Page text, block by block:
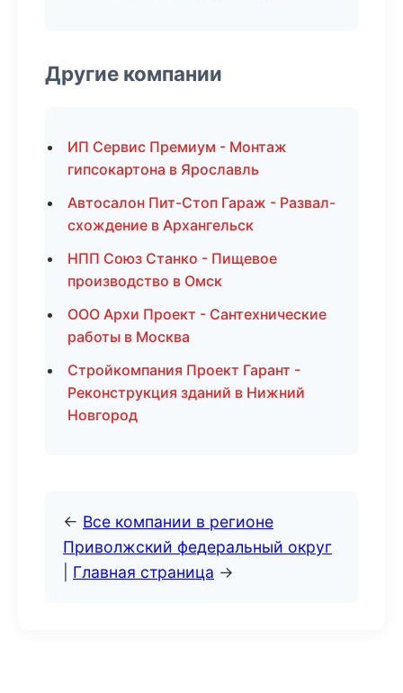
Другие компании
ИП Сервис Премиум - Монтаж
гипсокартона в Ярославль
Автосалон Пит-Стоп Гараж - Развал-
схождение в Архангельск
НПП Союз Станко - Пищевое
производство в Омск
ООО Архи Проект - Сантехнические
работы в Москва
Стройкомпания Проект Гарант -
Реконструкция зданий в Нижний
Новгород
← Все компании в регионе
Приволжский федеральный округ
Главная страница →